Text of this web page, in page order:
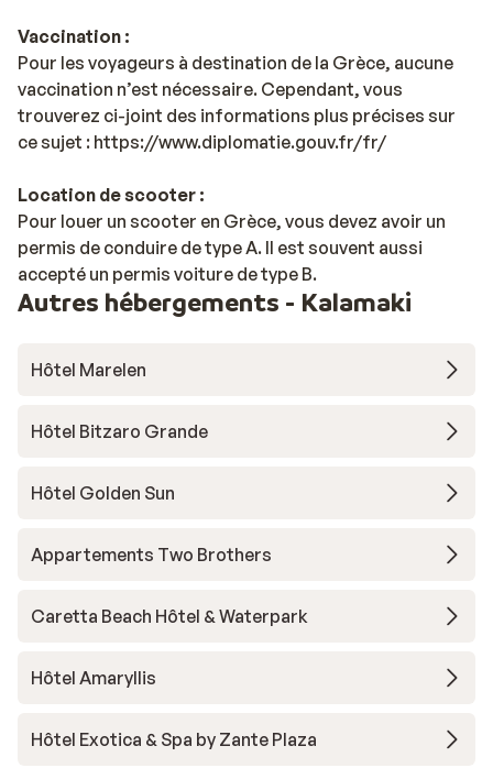
Vaccination :
Pour les voyageurs à destination de la Grèce, aucune
vaccination n’est nécessaire. Cependant, vous
trouverez ci-joint des informations plus précises sur
ce sujet : https://www.diplomatie.gouv.fr/fr/
Location de scooter :
Pour louer un scooter en Grèce, vous devez avoir un
permis de conduire de type A. Il est souvent aussi
accepté un permis voiture de type B.
Autres hébergements - Kalamaki
Hôtel Marelen
Hôtel Bitzaro Grande
Hôtel Golden Sun
Appartements Two Brothers
Caretta Beach Hôtel & Waterpark
Hôtel Amaryllis
Hôtel Exotica & Spa by Zante Plaza